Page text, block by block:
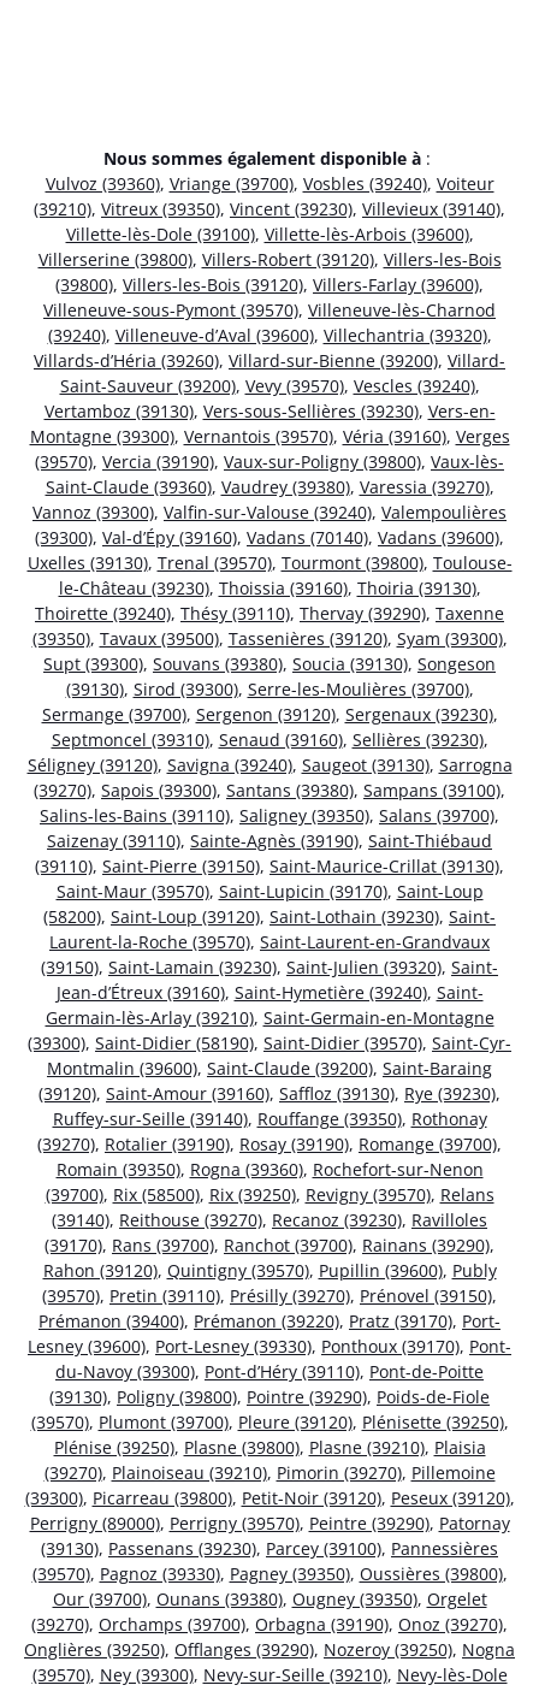
Nous sommes également disponible à :
Vulvoz (39360), Vriange (39700), Vosbles (39240), Voiteur
(39210), Vitreux (39350), Vincent (39230), Villevieux (39140),
Villette-lès-Dole (39100), Villette-lès-Arbois (39600),
Villerserine (39800), Villers-Robert (39120), Villers-les-Bois
(39800), Villers-les-Bois (39120), Villers-Farlay (39600),
Villeneuve-sous-Pymont (39570), Villeneuve-lès-Charnod
(39240), Villeneuve-d’Aval (39600), Villechantria (39320),
Villards-d’Héria (39260), Villard-sur-Bienne (39200), Villard-
Saint-Sauveur (39200), Vevy (39570), Vescles (39240),
Vertamboz (39130), Vers-sous-Sellières (39230), Vers-en-
Montagne (39300), Vernantois (39570), Véria (39160), Verges
(39570), Vercia (39190), Vaux-sur-Poligny (39800), Vaux-lès-
Saint-Claude (39360), Vaudrey (39380), Varessia (39270),
Vannoz (39300), Valfin-sur-Valouse (39240), Valempoulières
(39300), Val-d’Épy (39160), Vadans (70140), Vadans (39600),
Uxelles (39130), Trenal (39570), Tourmont (39800), Toulouse-
le-Château (39230), Thoissia (39160), Thoiria (39130),
Thoirette (39240), Thésy (39110), Thervay (39290), Taxenne
(39350), Tavaux (39500), Tassenières (39120), Syam (39300),
Supt (39300), Souvans (39380), Soucia (39130), Songeson
(39130), Sirod (39300), Serre-les-Moulières (39700),
Sermange (39700), Sergenon (39120), Sergenaux (39230),
Septmoncel (39310), Senaud (39160), Sellières (39230),
Séligney (39120), Savigna (39240), Saugeot (39130), Sarrogna
(39270), Sapois (39300), Santans (39380), Sampans (39100),
Salins-les-Bains (39110), Saligney (39350), Salans (39700),
Saizenay (39110), Sainte-Agnès (39190), Saint-Thiébaud
(39110), Saint-Pierre (39150), Saint-Maurice-Crillat (39130),
Saint-Maur (39570), Saint-Lupicin (39170), Saint-Loup
(58200), Saint-Loup (39120), Saint-Lothain (39230), Saint-
Laurent-la-Roche (39570), Saint-Laurent-en-Grandvaux
(39150), Saint-Lamain (39230), Saint-Julien (39320), Saint-
Jean-d’Étreux (39160), Saint-Hymetière (39240), Saint-
Germain-lès-Arlay (39210), Saint-Germain-en-Montagne
(39300), Saint-Didier (58190), Saint-Didier (39570), Saint-Cyr-
Montmalin (39600), Saint-Claude (39200), Saint-Baraing
(39120), Saint-Amour (39160), Saffloz (39130), Rye (39230),
Ruffey-sur-Seille (39140), Rouffange (39350), Rothonay
(39270), Rotalier (39190), Rosay (39190), Romange (39700),
Romain (39350), Rogna (39360), Rochefort-sur-Nenon
(39700), Rix (58500), Rix (39250), Revigny (39570), Relans
(39140), Reithouse (39270), Recanoz (39230), Ravilloles
(39170), Rans (39700), Ranchot (39700), Rainans (39290),
Rahon (39120), Quintigny (39570), Pupillin (39600), Publy
(39570), Pretin (39110), Présilly (39270), Prénovel (39150),
Prémanon (39400), Prémanon (39220), Pratz (39170), Port-
Lesney (39600), Port-Lesney (39330), Ponthoux (39170), Pont-
du-Navoy (39300), Pont-d’Héry (39110), Pont-de-Poitte
(39130), Poligny (39800), Pointre (39290), Poids-de-Fiole
(39570), Plumont (39700), Pleure (39120), Plénisette (39250),
Plénise (39250), Plasne (39800), Plasne (39210), Plaisia
(39270), Plainoiseau (39210), Pimorin (39270), Pillemoine
(39300), Picarreau (39800), Petit-Noir (39120), Peseux (39120),
Perrigny (89000), Perrigny (39570), Peintre (39290), Patornay
(39130), Passenans (39230), Parcey (39100), Pannessières
(39570), Pagnoz (39330), Pagney (39350), Oussières (39800),
Our (39700), Ounans (39380), Ougney (39350), Orgelet
(39270), Orchamps (39700), Orbagna (39190), Onoz (39270),
Onglières (39250), Offlanges (39290), Nozeroy (39250), Nogna
(39570), Ney (39300), Nevy-sur-Seille (39210), Nevy-lès-Dole